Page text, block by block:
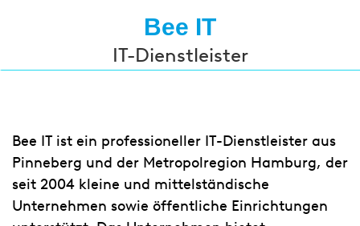
Bee IT
IT-Dienstleister
Bee IT ist ein professioneller IT-Dienstleister aus
Pinneberg und der Metropolregion Hamburg, der
seit 2004 kleine und mittelständische
Unternehmen sowie öffentliche Einrichtungen